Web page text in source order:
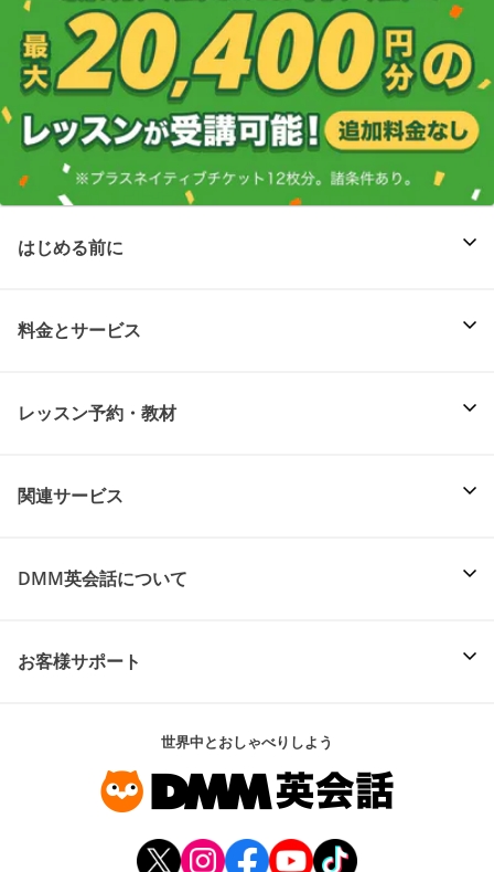
はじめる前に
料金とサービス
レッスン予約・教材
関連サービス
DMM英会話について
お客様サポート
世界中とおしゃべりしよう